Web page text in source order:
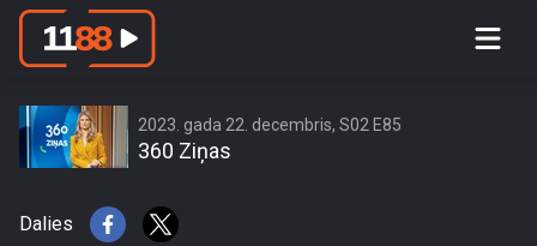
Laikraksta “Zemgale” izdošanu
2023. gada 22. decembris, S02 E85
360 Ziņas
Dalies